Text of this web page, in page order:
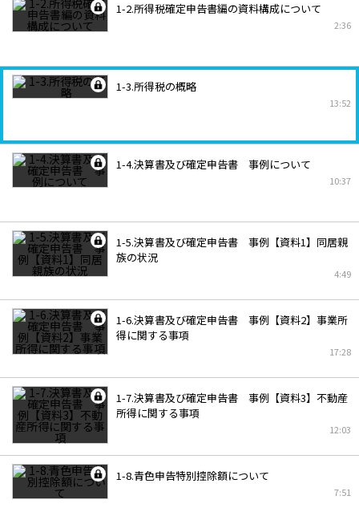
1-2.所得税確定申告書編の資料構成について
2:36
1-3.所得税の概略
13:52
1-4.決算書及び確定申告書 事例について
10:37
1-5.決算書及び確定申告書 事例【資料1】同居親
族の状況
4:49
1-6.決算書及び確定申告書 事例【資料2】事業所
得に関する事項
17:28
1-7.決算書及び確定申告書 事例【資料3】不動産
所得に関する事項
12:03
1-8.青色申告特別控除額について
7:51